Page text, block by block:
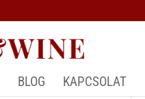
BLOG KAPCSOLAT